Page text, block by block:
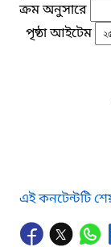
ক্রম অনুসারে
পৃষ্ঠা আইটেম
এই কনটেন্টটি